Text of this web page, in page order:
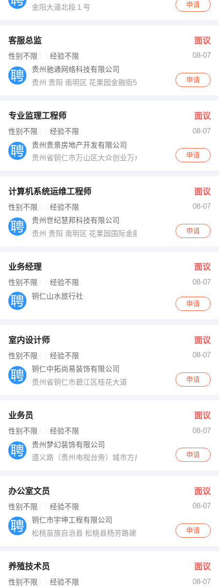
金阳大道北段１号
申请
客服总监 面议
性别不限 经验不限
08-07
贵州驰通网络科技有限公司
贵州 贵阳 南明区 花果园金融街5号27楼
申请
专业监理工程师 面议
性别不限 经验不限
08-07
贵州贵景房地产开发有限公司
贵州省铜仁市万山区大众创业万众创新产业园A栋6层
申请
计算机系统运维工程师 面议
性别不限 经验不限
08-07
贵州世纪慧邦科技有限公司
贵州 贵阳 南明区 花果园国际金融街1号E7栋1724申请
业务经理 面议
性别不限 经验不限
08-07
铜仁山水旅行社
申请
室内设计师 面议
性别不限 经验不限
08-07
铜仁中拓尚易装饰有限公司
贵州省铜仁市碧江区桂花大道
申请
业务员 面议
性别不限 经验不限
08-07
贵州梦幻装饰有限公司
遵义路（贵州电视台旁）城市方舟c-18楼
申请
办公室文员 面议
性别不限 经验不限
08-07
铜仁市宇坤工程有限公司
松桃苗族自治县 松桃县杨芳路建设银行对面
申请
养殖技术员 面议
性别不限 经验不限 08-07